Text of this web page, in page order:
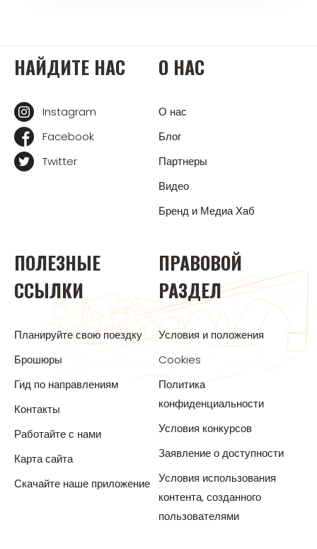
НАЙДИТЕ НАС
Instagram
Facebook
Twitter
О НАС
О нас
Блог
Партнеры
Видео
Бренд и Медиа Хаб
ПОЛЕЗНЫЕ
ССЫЛКИ
Планируйте свою поездку
Брошюры
Гид по направлениям
Контакты
Работайте с нами
Карта сайта
Скачайте наше приложение
ПРАВОВОЙ
РАЗДЕЛ
Условия и положения
Cookies
Политика
конфиденциальности
Условия конкурсов
Заявление о доступности
Условия использования
контента, созданного
пользователями